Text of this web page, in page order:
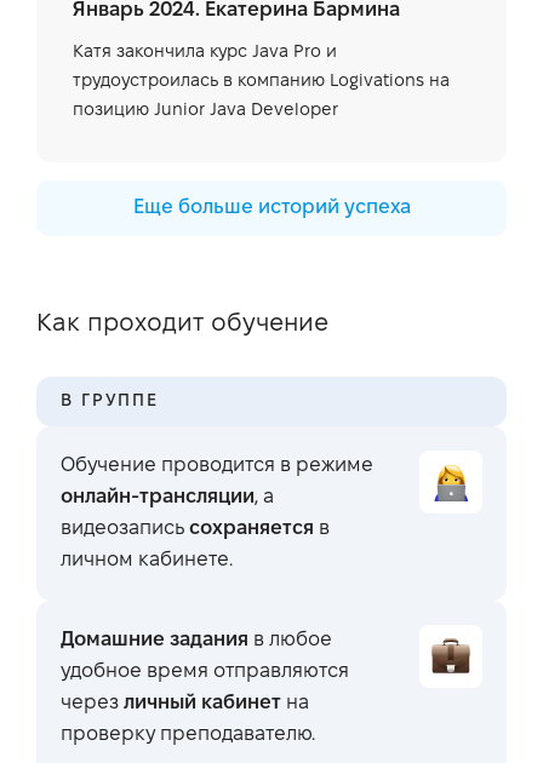
Январь 2024. Екатерина Бармина
Катя закончила курс Java Pro и
трудоустроилась в компанию Logivations на
позицию Junior Java Developer
Еще больше историй успеха
Как проходит обучение
В ГРУППЕ
Обучение проводится в режиме
онлайн-трансляции, а
видеозапись сохраняется в
личном кабинете.
Домашние задания в любое
удобное время отправляются
через личный кабинет на
проверку преподавателю.